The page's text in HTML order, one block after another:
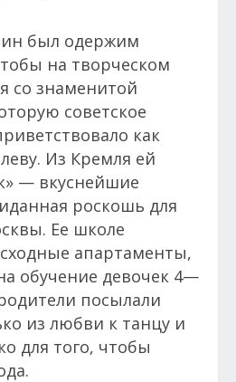
был одержим
на творческом
со знаменитой
советское
как
Из Кремля ей
— вкуснейшие
роскошь для
Ее школе
апартаменты,
обучение девочек 4—
посылали
из любви к танцу и
для того, чтобы